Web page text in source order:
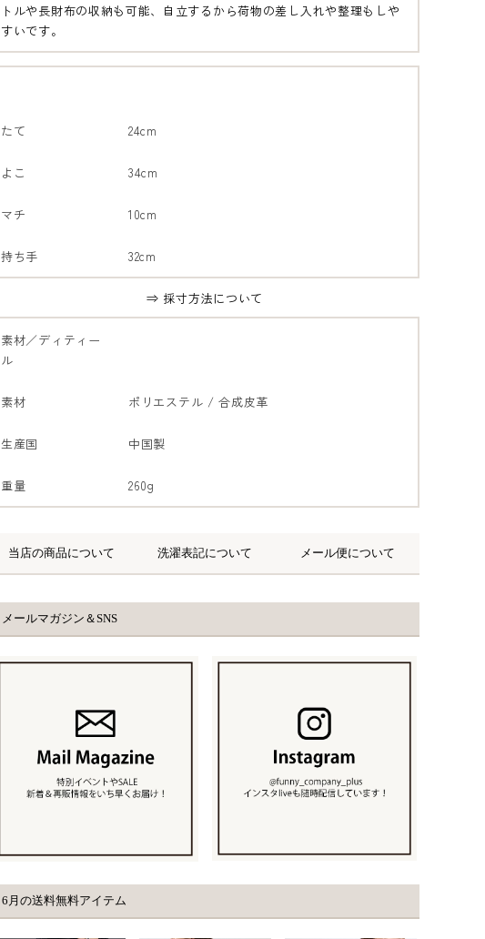
トルや長財布の収納も可能、自立するから荷物の差し入れや整理もしや
すいです。
たて 24cm
よこ 34cm
マチ 10cm
持ち手 32cm
⇒ 採寸方法について
素材／ディティー
ル
素材 ポリエステル / 合成皮革
生産国 中国製
重量 260g